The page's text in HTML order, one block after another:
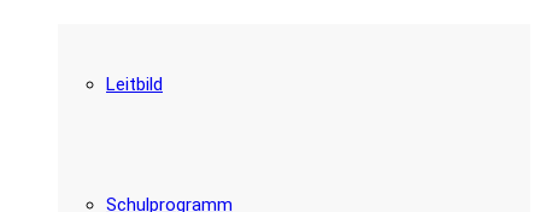
Leitbild
Schulprogramm